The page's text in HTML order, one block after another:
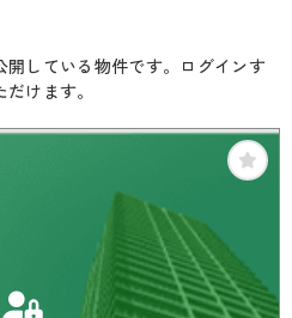
している物件です。ログインす
けます。